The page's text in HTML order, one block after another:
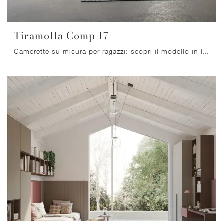
Tiramolla Comp 17